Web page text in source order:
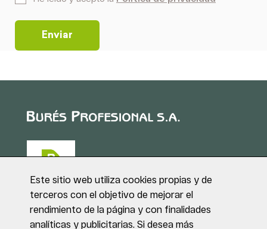
Puig de Sant Roc, 1
17180 VILABLAREIX
Este sitio web utiliza cookies propias y de
terceros con el objetivo de mejorar el
rendimiento de la página y con finalidades
analíticas y publicitarias. Si desea más